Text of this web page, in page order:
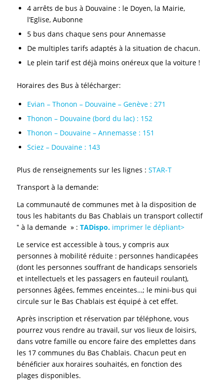
4 arrêts de bus à Douvaine : le Doyen, la Mairie,
l’Eglise, Aubonne
5 bus dans chaque sens pour Annemasse
De multiples tarifs adaptés à la situation de chacun.
Le plein tarif est déjà moins onéreux que la voiture !
Horaires des Bus à télécharger:
Evian – Thonon – Douvaine – Genève : 271
Thonon – Douvaine (bord du lac) : 152
Thonon – Douvaine – Annemasse : 151
Sciez – Douvaine : 143
Plus de renseignements sur les lignes : STAR-T
Transport à la demande:
La communauté de communes met à la disposition de
tous les habitants du Bas Chablais un transport collectif
‟ à la demande » : TADispo.imprimer le dépliant>
Le service est accessible à tous, y compris aux
personnes à mobilité réduite : personnes handicapées
(dont les personnes souffrant de handicaps sensoriels
et intellectuels et les passagers en fauteuil roulant),
personnes âgées, femmes enceintes…; le mini-bus qui
circule sur le Bas Chablais est équipé à cet effet.
Après inscription et réservation par téléphone, vous
pourrez vous rendre au travail, sur vos lieux de loisirs,
dans votre famille ou encore faire des emplettes dans
les 17 communes du Bas Chablais. Chacun peut en
bénéficier aux horaires souhaités, en fonction des
plages disponibles.